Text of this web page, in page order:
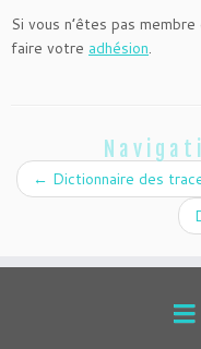
Si vous n’êtes pas
faire votre adhésion.
← Dictionnaire des